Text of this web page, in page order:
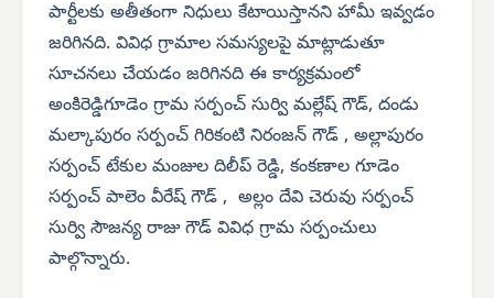
పార్టీలకు అతీతంగా నిధులు కేటాయిస్తానని హామీ ఇవ్వడం
జరిగినది. వివిధ గ్రామాల సమస్యలపై మాట్లాడుతూ
సూచనలు చేయడం జరిగినది ఈ కార్యక్రమంలో
అంకిరెడ్డిగూడెం గ్రామ సర్పంచ్ సుర్వి మల్లేష్ గౌడ్, దండు
మల్కాపురం సర్పంచ్ గిరికంటి నిరంజన్ గౌడ్ , అల్లాపురం
సర్పంచ్ టేకుల మంజుల దిలీప్ రెడ్డి, కంకణాల గూడెం
సర్పంచ్ పాలెం వీరేష్ గౌడ్ , అల్లం దేవి చెరువు సర్పంచ్
సుర్వి సౌజన్య రాజు గౌడ్ వివిధ గ్రామ సర్పంచులు
పాల్గొన్నారు.